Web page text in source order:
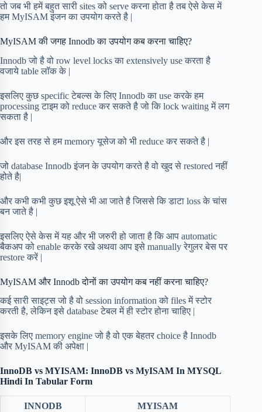
तो जब भी हमें बहुत सारी sites को serve करना होता है तब ऐसे केस में
हम MyISAM इंजन का उपयोग करते है |
MyISAM की जगह Innodb का उपयोग कब करना चाहिए?
Innodb जो है वो row level locks का extensively use करता है
वजाये table लॉक के |
इसलिए कुछ specific टेबल्स के लिए Innodb का use करके हम
processing टाइम को reduce कर सकते है जो कि lock waiting में लग
सकता है |
और इस तरह से हम memory यूसेज को भी reduce कर सकते है |
जो database Innodb इंजन के उपयोग करते है वो खुद से restored नहीं
होते है|
और कभी कभी कुछ इशू ऐसे भी आ जाते है जिससे कि डाटा loss के चांस
बन जाते है |
इसलिए ऐसे केस में यह और भी जरुरी हो जाता है कि आप automatic
बैकअप को enable करके रखे अथवा आप इसे manually रेगुलर बेस पर
restore करें |
MyISAM और Innodb दोनों का उपयोग कब नहीं करना चाहिए?
कई सारी साइट्स जो है वो session information को files में स्टोर
करती है, लेकिन इसे database टेबल में ही स्टोर होना चाहिए |
इसके लिए memory engine जो है वो एक बेहतर choice है Innodb
और MyISAM की अपेक्षा |
InnoDB vs MYISAM: InnoDB vs MyISAM In MYSQL
Hindi In Tabular Form
INNODB MYISAM